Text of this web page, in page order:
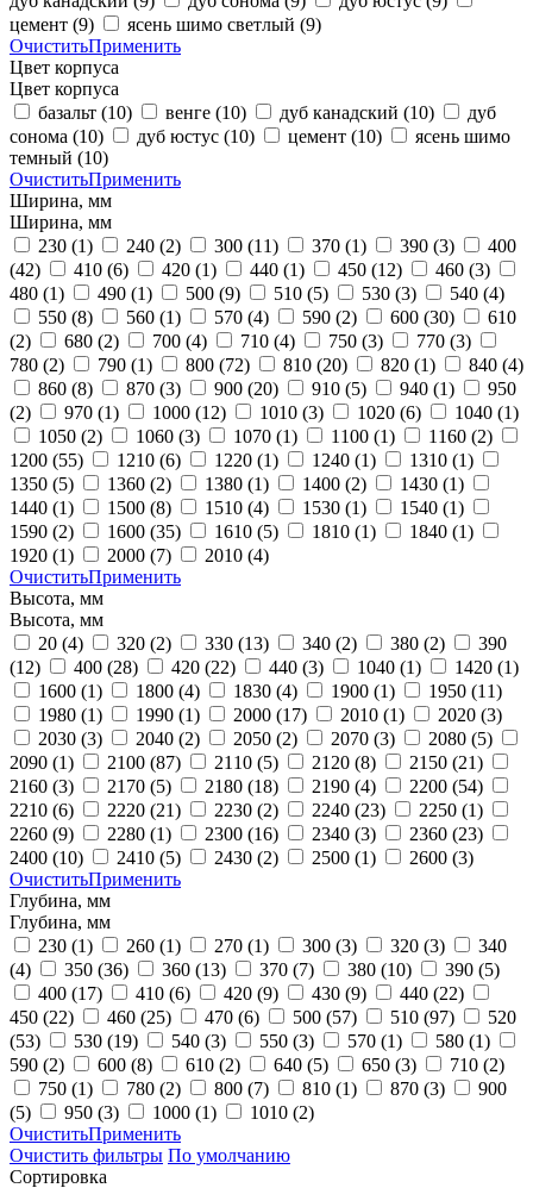
цемент (9) ясень шимо светлый (9)
ОчиститьПрименить
Цвет корпуса
Цвет корпуса
базальт (10) венге (10) дуб канадский (10)
дуб
сонома (10) дуб юстус (10) цемент (10)
ясень шимо
темный (10)
ОчиститьПрименить
Ширина, мм
Ширина, мм
230 (1) 240 (2) 300 (11) 370 (1) 390 (3)
400
(42)
410 (6) 420 (1) 440 (1) 450 (12) 460 (3)
480 (1) 490 (1) 500 (9) 510 (5) 530 (3) 540 (4)
550 (8) 560 (1) 570 (4) 590 (2) 600 (30)
610
(2)
680 (2) 700 (4) 710 (4) 750 (3) 770 (3)
780 (2) 790 (1) 800 (72) 810 (20) 820 (1) 840 (4)
860 (8) 870 (3) 900 (20) 910 (5) 940 (1)
950
(2)
970 (1) 1000 (12) 1010 (3) 1020 (6) 1040 (1)
1050 (2) 1060 (3) 1070 (1) 1100 (1) 1160 (2)
1200 (55) 1210 (6) 1220 (1) 1240 (1) 1310 (1)
1350 (5) 1360 (2) 1380 (1) 1400 (2) 1430 (1)
1440 (1) 1500 (8) 1510 (4) 1530 (1) 1540 (1)
1590 (2) 1600 (35) 1610 (5) 1810 (1) 1840 (1)
1920 (1) 2000 (7) 2010 (4)
ОчиститьПрименить
Высота, мм
Высота, мм
20 (4) 320 (2) 330 (13) 340 (2) 380 (2)
390
(12)
400 (28) 420 (22) 440 (3) 1040 (1) 1420 (1)
1600 (1) 1800 (4) 1830 (4) 1900 (1) 1950 (11)
1980 (1) 1990 (1) 2000 (17) 2010 (1) 2020 (3)
2030 (3) 2040 (2) 2050 (2) 2070 (3) 2080 (5)
2090 (1) 2100 (87) 2110 (5) 2120 (8) 2150 (21)
2160 (3) 2170 (5) 2180 (18) 2190 (4) 2200 (54)
2210 (6) 2220 (21) 2230 (2) 2240 (23) 2250 (1)
2260 (9) 2280 (1) 2300 (16) 2340 (3) 2360 (23)
2400 (10) 2410 (5) 2430 (2) 2500 (1) 2600 (3)
ОчиститьПрименить
Глубина, мм
Глубина, мм
230 (1) 260 (1) 270 (1) 300 (3) 320 (3)
340
(4)
350 (36) 360 (13) 370 (7) 380 (10) 390 (5)
400 (17) 410 (6) 420 (9) 430 (9) 440 (22)
450 (22) 460 (25) 470 (6) 500 (57) 510 (97)
520
(53)
530 (19) 540 (3) 550 (3) 570 (1) 580 (1)
590 (2) 600 (8) 610 (2) 640 (5) 650 (3) 710 (2)
750 (1) 780 (2) 800 (7) 810 (1) 870 (3)
900
(5)
950 (3) 1000 (1) 1010 (2)
ОчиститьПрименить
Очистить фильтры По умолчанию
Сортировка